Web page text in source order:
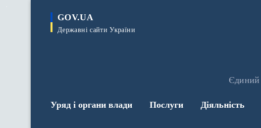
GOV.UA
Державні сайти України
Єдиний
Уряд і органи влади Послуги Діяльність